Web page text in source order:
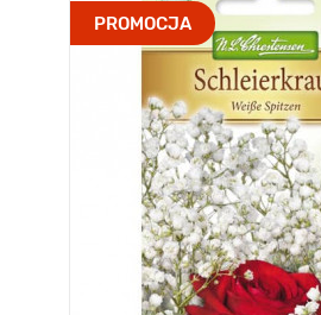
PROMOCJA